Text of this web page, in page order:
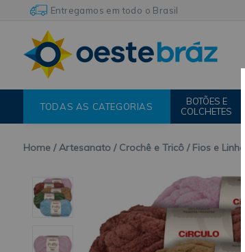
Entregamos em todo o Brasil
TODAS AS CATEGORIAS
BOTÕES E
COLCHETES
Home Artesanato Crochê e Tricô Fios e Linhas